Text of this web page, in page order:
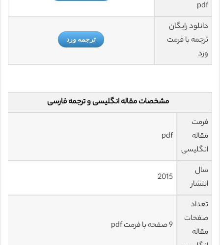
pdf
دانلود رایگان
ترجمه با فرمت
ورد
ترجمه ورد
مشخصات مقاله انگلیسی و ترجمه فارسی
فرمت
مقاله
انگلیسی
pdf
سال
انتشار
2015
تعداد
صفحات
مقاله
9 صفحه با فرمت pdf